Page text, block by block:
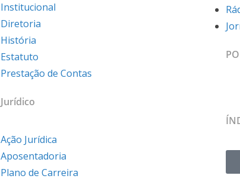
Institucional
Diretoria
História
Estatuto
Prestação de Contas
Jurídico
Ação Jurídica
Aposentadoria
Plano de Carreira